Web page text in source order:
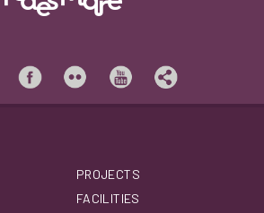
PROJECTS
FACILITIES